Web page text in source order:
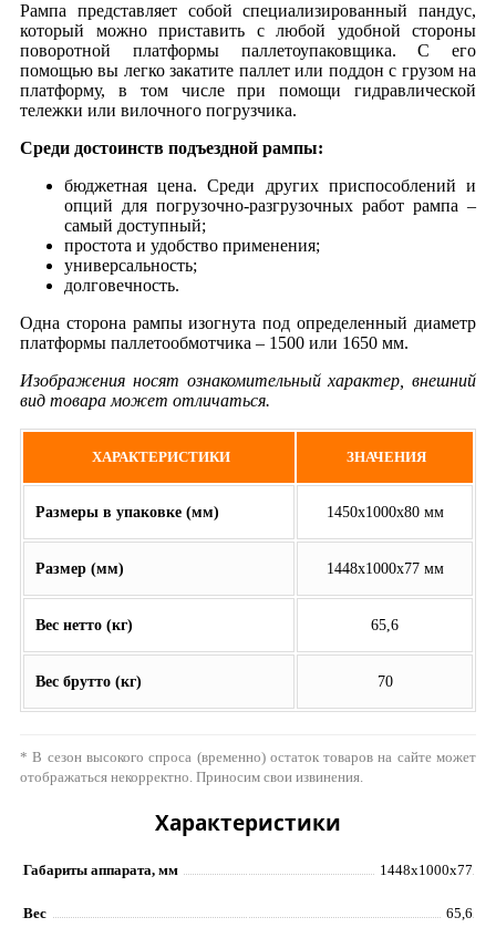
Рампа представляет собой специализированный пандус,
который можно приставить с любой удобной стороны
поворотной платформы паллетоупаковщика. С его
помощью вы легко закатите паллет или поддон с грузом на
платформу, в том числе при помощи гидравлической
тележки или вилочного погрузчика.
Среди достоинств подъездной рампы:
бюджетная цена. Среди других приспособлений и
опций для погрузочно-разгрузочных работ рампа –
самый доступный;
простота и удобство применения;
универсальность;
долговечность.
Одна сторона рампы изогнута под определенный диаметр
платформы паллетообмотчика – 1500 или 1650 мм.
Изображения носят ознакомительный характер, внешний
вид товара может отличаться.
ХАРАКТЕРИСТИКИ ЗНАЧЕНИЯ
Размеры в упаковке (мм) 1450х1000х80 мм
Размер (мм) 1448х1000х77 мм
Вес нетто (кг) 65,6
Вес брутто (кг) 70
* В сезон высокого спроса (временно) остаток товаров на сайте может
отображаться некорректно. Приносим свои извинения.
Характеристики
Габариты аппарата, мм 1448х1000х77
Вес 65,6